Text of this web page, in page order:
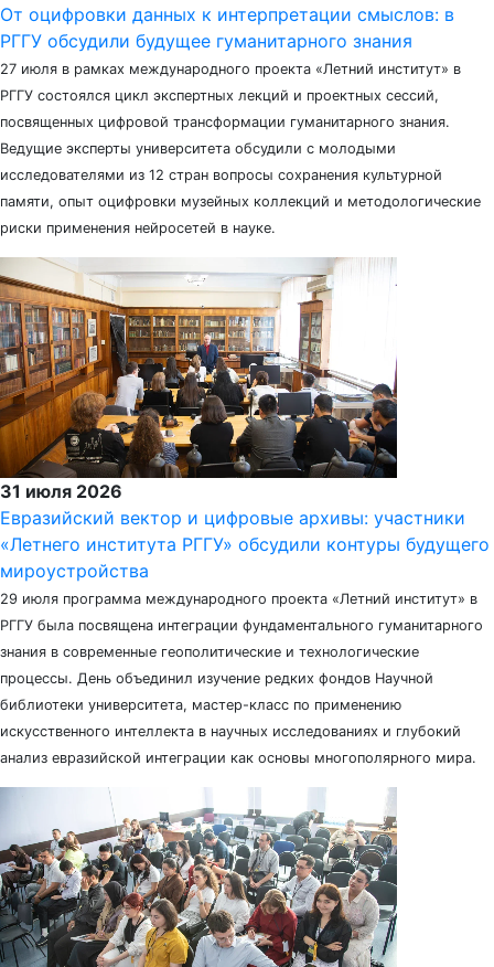
От оцифровки данных к интерпретации смыслов: в
РГГУ обсудили будущее гуманитарного знания
27 июля в рамках международного проекта «Летний институт» в
РГГУ состоялся цикл экспертных лекций и проектных сессий,
посвященных цифровой трансформации гуманитарного знания.
Ведущие эксперты университета обсудили с молодыми
исследователями из 12 стран вопросы сохранения культурной
памяти, опыт оцифровки музейных коллекций и методологические
риски применения нейросетей в науке.
31 июля 2026
Евразийский вектор и цифровые архивы: участники
«Летнего института РГГУ» обсудили контуры будущего
мироустройства
29 июля программа международного проекта «Летний институт» в
РГГУ была посвящена интеграции фундаментального гуманитарного
знания в современные геополитические и технологические
процессы. День объединил изучение редких фондов Научной
библиотеки университета, мастер-класс по применению
искусственного интеллекта в научных исследованиях и глубокий
анализ евразийской интеграции как основы многополярного мира.